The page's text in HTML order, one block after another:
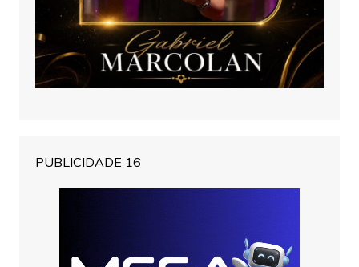
PUBLICIDADE 16